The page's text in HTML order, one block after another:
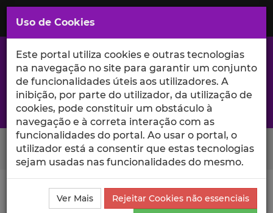
Saltar
para
Conteúdo
Principal
A excelência da investigação e ciência no Iscte
Search Button
Ciência_Iscte Publicações
Descrição Detalhada da
Publicação
Uso de Cookies
Este portal utiliza cookies e outras tecnologias
na navegação no site para garantir um conjunto
de funcionalidades úteis aos utilizadores. A
inibição, por parte do utilizador, da utilização de
cookies, pode constituir um obstáculo à
navegação e à correta interação com as
funcionalidades do portal. Ao usar o portal, o
utilizador está a consentir que estas tecnologias
sejam usadas nas funcionalidades do mesmo.
Ver Mais
Rejeitar Cookies não essenciais